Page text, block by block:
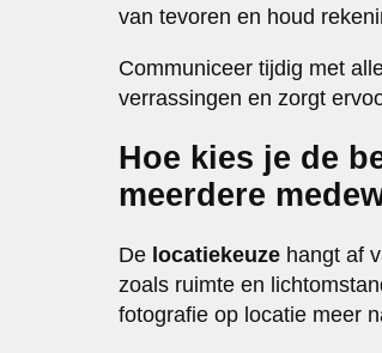
van tevoren en houd
Communiceer tijdig met
verrassingen en zorgt
Hoe kies je de
meerdere
De locatiekeuze hangt af
zoals ruimte en
fotografie op locatie meer